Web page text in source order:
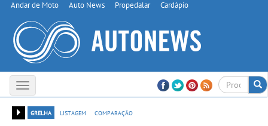
Andar de Moto Auto News Propedalar Cardápio
Toggle
navigation
grelha
listagem comparação